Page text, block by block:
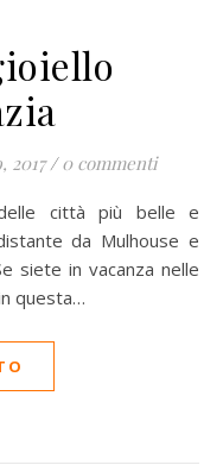
2017 / 0 commenti
da Mulhouse e
siete in vacanza nelle
questa…